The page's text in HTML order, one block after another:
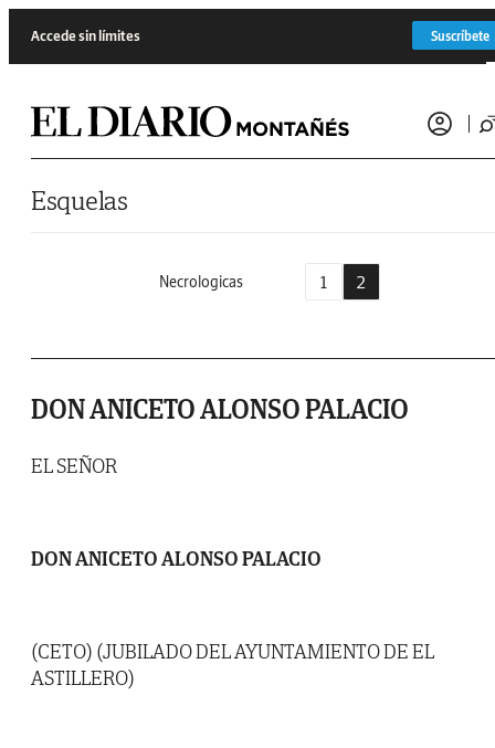
Accede sin límites Suscríbete
Esquelas
Necrologicas 1 2
DON ANICETO ALONSO PALACIO
EL SEÑOR
DON ANICETO ALONSO PALACIO
(CETO) (JUBILADO DEL AYUNTAMIENTO DE EL
ASTILLERO)